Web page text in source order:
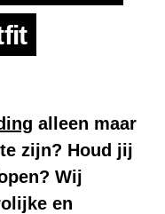
alleen maar
zijn? Houd jij
Wij
en